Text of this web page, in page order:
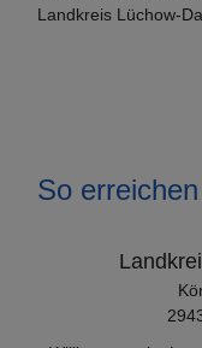
Landkreis Lüchow-
So